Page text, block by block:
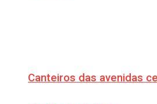
Canteiros das avenidas